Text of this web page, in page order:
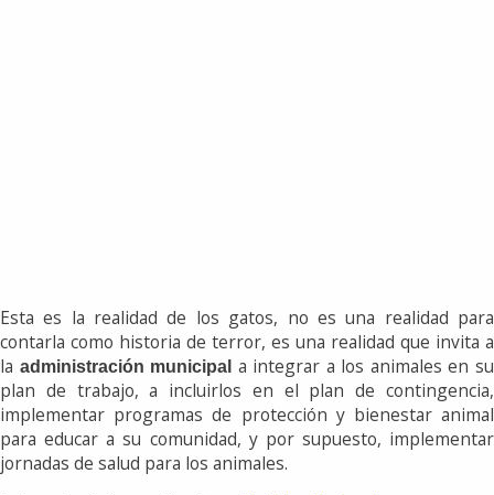
Esta es la realidad de los gatos, no es una realidad para
contarla como historia de terror, es una realidad que invita a
la administración municipal a integrar a los animales en su
plan de trabajo, a incluirlos en el plan de contingencia,
implementar programas de protección y bienestar animal
para educar a su comunidad, y por supuesto, implementar
jornadas de salud para los animales.